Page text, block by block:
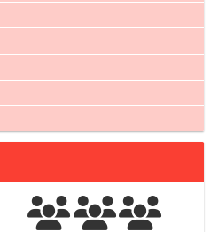
520,000
780,000
20週間
1,300,000
24週間
1,560,000
510,000
765,000
20週間
1,275,000
24週間
1,530,000
420,000
630,000
20週間
1,050,000
24週間
1,260,000
410,000
615,000
20週間
1,025,000
24週間
1,230,000
380,000
20週間
950,000
185,000
555,000
16週間
740,000
24週間
1,110,000
